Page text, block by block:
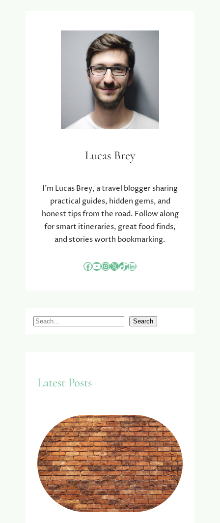
Lucas Brey
I’m Lucas Brey, a travel blogger sharing
practical guides, hidden gems, and
honest tips from the road. Follow along
for smart itineraries, great food finds,
and stories worth bookmarking.
Facebook YouTube InstagramX TikTok LinkedIn
S
Search
Latest Posts